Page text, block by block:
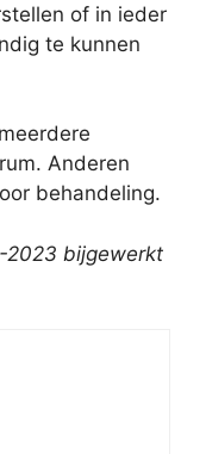
of in ieder
te kunnen
Anderen
behandeling.
2023 bijgewerkt